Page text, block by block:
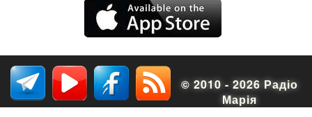
© 2010 - 2026 Радіо
Марія